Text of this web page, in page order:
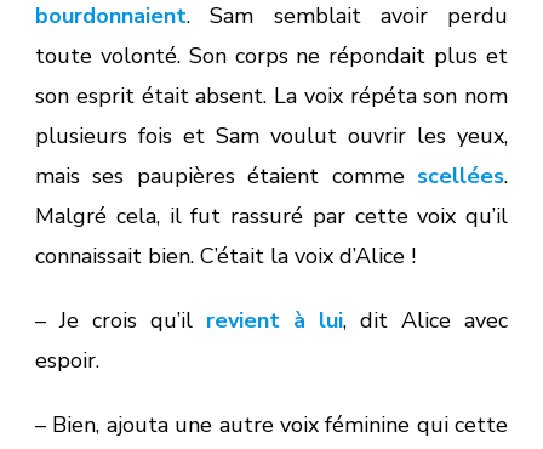
bourdonnaient. Sam semblait avoir perdu
toute volonté. Son corps ne répondait plus et
son esprit était absent. La voix répéta son nom
plusieurs fois et Sam voulut ouvrir les yeux,
mais ses paupières étaient comme scellées.
Malgré cela, il fut rassuré par cette voix qu’il
connaissait bien. C’était la voix d’Alice !
– Je crois qu’il revient à lui, dit Alice avec
espoir.
– Bien, ajouta une autre voix féminine qui cette